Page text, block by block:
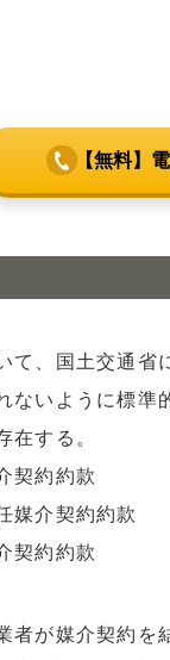
【無料】
て、国土交通省
ないように標準
在する。
契約約款
媒介契約約款
契約約款
者が媒介契約を